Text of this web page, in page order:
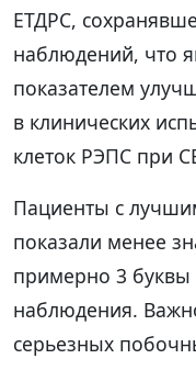
ЕТДРС,
наблюдений, что
показателем
в клинических
клеток РЭПС при
Пациенты с
показали менее
примерно 3 буквы
наблюдения.
серьезных